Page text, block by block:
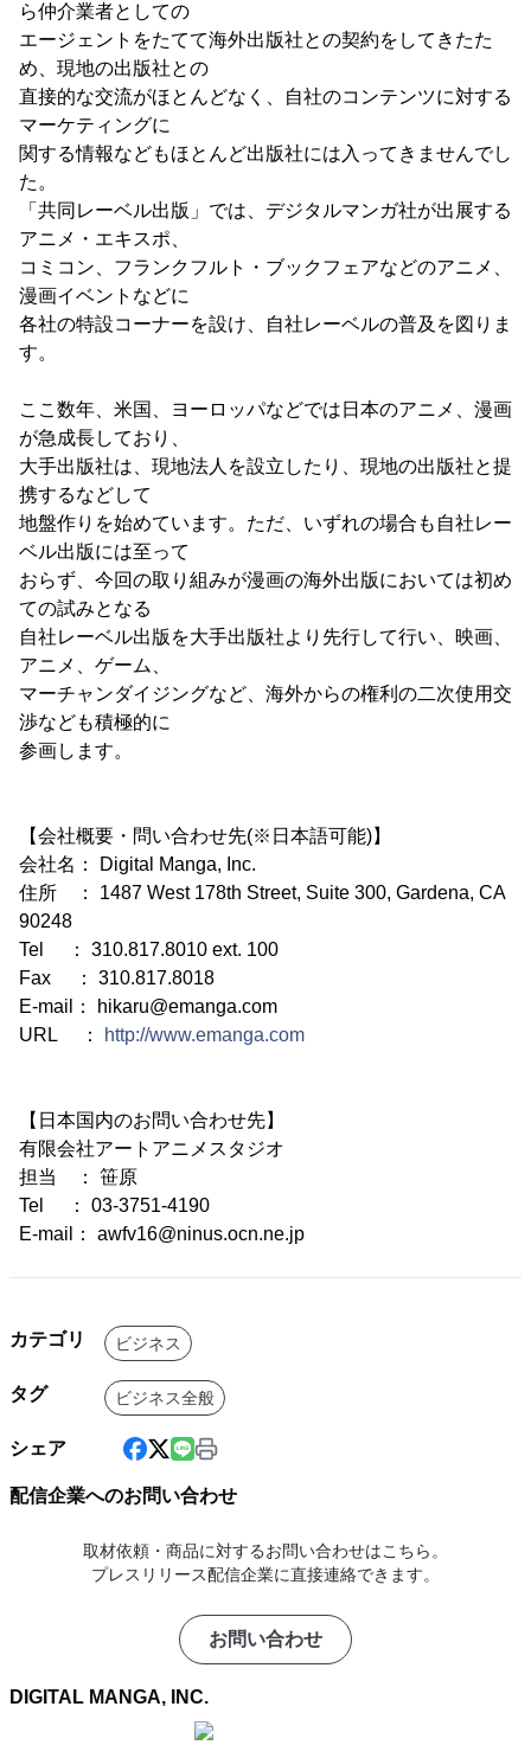
ら仲介業者としての
エージェントをたてて海外出版社との契約をしてきたた
め、現地の出版社との
直接的な交流がほとんどなく、自社のコンテンツに対する
マーケティングに
関する情報などもほとんど出版社には入ってきませんでし
た。
「共同レーベル出版」では、デジタルマンガ社が出展する
アニメ・エキスポ、
コミコン、フランクフルト・ブックフェアなどのアニメ、
漫画イベントなどに
各社の特設コーナーを設け、自社レーベルの普及を図りま
す。
ここ数年、米国、ヨーロッパなどでは日本のアニメ、漫画
が急成長しており、
大手出版社は、現地法人を設立したり、現地の出版社と提
携するなどして
地盤作りを始めています。ただ、いずれの場合も自社レー
ベル出版には至って
おらず、今回の取り組みが漫画の海外出版においては初め
ての試みとなる
自社レーベル出版を大手出版社より先行して行い、映画、
アニメ、ゲーム、
マーチャンダイジングなど、海外からの権利の二次使用交
渉なども積極的に
参画します。
【会社概要・問い合わせ先(※日本語可能)】
会社名： Digital Manga, Inc.
住所 ： 1487 West 178th Street, Suite 300, Gardena, CA
90248
Tel ： 310.817.8010 ext. 100
Fax ： 310.817.8018
E-mail： hikaru@emanga.com
URL ：
http://www.emanga.com
【日本国内のお問い合わせ先】
有限会社アートアニメスタジオ
担当 ： 笹原
Tel ： 03-3751-4190
E-mail： awfv16@ninus.ocn.ne.jp
カテゴリ ビジネス
タグ ビジネス全般
シェア
配信企業へのお問い合わせ
取材依頼・商品に対するお問い合わせはこちら。
プレスリリース配信企業に直接連絡できます。
お問い合わせ
DIGITAL MANGA, INC.